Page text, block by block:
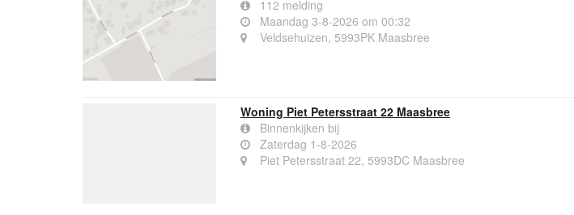
112 melding
Maandag 3-8-2026 om 00:32
Veldsehuizen, 5993PK Maasbree
Woning Piet Petersstraat 22 Maasbree
Binnenkijken bij
Zaterdag 1-8-2026
Piet Petersstraat 22, 5993DC Maasbree